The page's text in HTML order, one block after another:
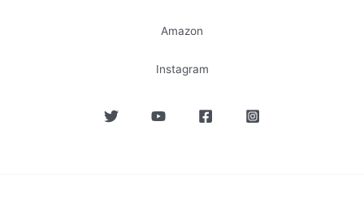
Amazon
Instagram